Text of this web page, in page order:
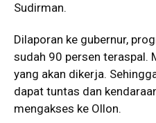
Sudirman.
Dilaporan ke gubernur,
sudah 90 persen teraspal.
yang akan dikerja.
dapat tuntas dan
mengakses ke Ollon.